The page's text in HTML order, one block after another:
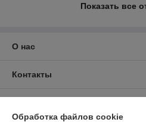
Показать все
О нас
Контакты
Обработка файлов cookie